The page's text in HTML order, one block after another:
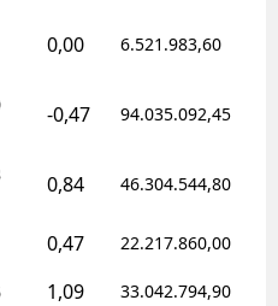
0,00 6.521.983,60
-0,47 94.035.092,45
0,84 46.304.544,80
0,47 22.217.860,00
1,09 33.042.794,90